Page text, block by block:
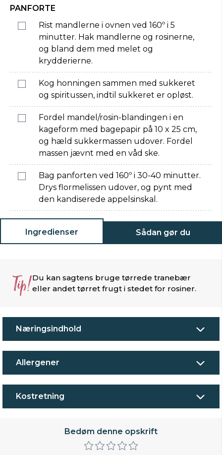
PANFORTE
Rist mandlerne i ovnen ved 160º i 5
minutter. Hak mandlerne og rosinerne,
og bland dem med melet og
krydderierne.
Kog honningen sammen med sukkeret
og spiritussen, indtil sukkeret er opløst.
Fordel mandel/rosin-blandingen i en
kageform med bagepapir på 10 x 25 cm,
og hæld sukkermassen udover. Fordel
massen jævnt med en våd ske.
Bag panforten ved 160º i 30-40 minutter.
Drys flormelissen udover, og pynt med
den kandiserede appelsinskal.
Ingredienser Sådan gør du
Tip!Du kan sagtens bruge tørrede tranebær
eller andet tørret frugt i stedet for rosiner.
Næringsindhold
Allergener
Kostretning
Bedøm denne opskrift